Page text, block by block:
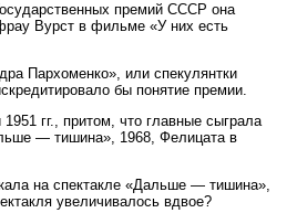
премий СССР она
Вурст в фильме «У них есть
Пархоменко», или спекулянтки
бы понятие премии.
гг., притом, что главные сыграла
— тишина», 1968, Фелицата в
на спектакле «Дальше — тишина»,
увеличивалось вдвое?